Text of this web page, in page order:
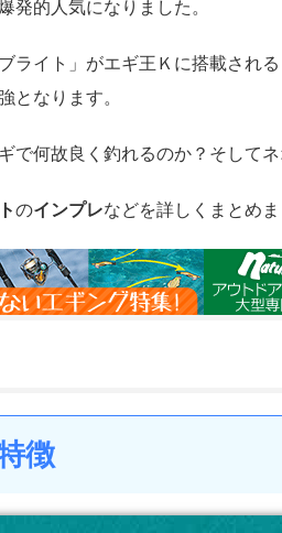
発的人気になりました。
ライト」がエギ王Ｋに搭載され
となります。
で何故良く釣れるのか？そして
のインプレなどを詳しくまとめ
徴